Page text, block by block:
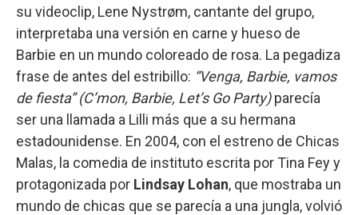
su videoclip, Lene Nystrøm, cantante del grupo,
interpretaba una versión en carne y hueso de
Barbie en un mundo coloreado de rosa. La pegadiza
frase de antes del estribillo: “Venga, Barbie, vamos
de fiesta” (C’mon, Barbie, Let’s Go Party)parecía
ser una llamada a Lilli más que a su hermana
estadounidense. En 2004, con el estreno de Chicas
Malas, la comedia de instituto escrita por Tina Fey y
protagonizada por Lindsay Lohan, que mostraba un
mundo de chicas que se parecía a una jungla, volvió